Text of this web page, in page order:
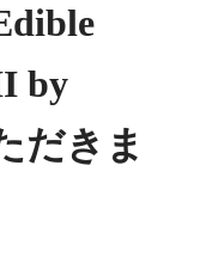
by
だきま